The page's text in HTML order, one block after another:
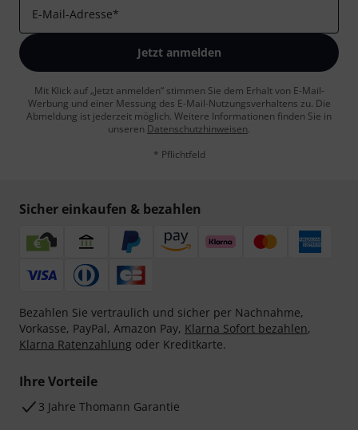
E-Mail-Adresse*
Jetzt anmelden
Mit Klick auf „Jetzt anmelden“ stimmen Sie dem Erhalt von E-Mail-
Werbung und einer Messung des E-Mail-Nutzungsverhaltens zu. Die
Abmeldung ist jederzeit möglich. Weitere Informationen finden Sie in
unseren Datenschutzhinweisen.
* Pflichtfeld
Sicher einkaufen & bezahlen
Bezahlen Sie vertraulich und sicher per Nachnahme,
Vorkasse, PayPal, Amazon Pay, Klarna Sofort bezahlen,
Klarna Ratenzahlung oder Kreditkarte.
Ihre Vorteile
3 Jahre Thomann Garantie